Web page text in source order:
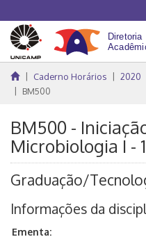
Caderno Horários 2020
BM500
BM500 -
Microbiologia I -
Graduação/
Informações da
Ementa: